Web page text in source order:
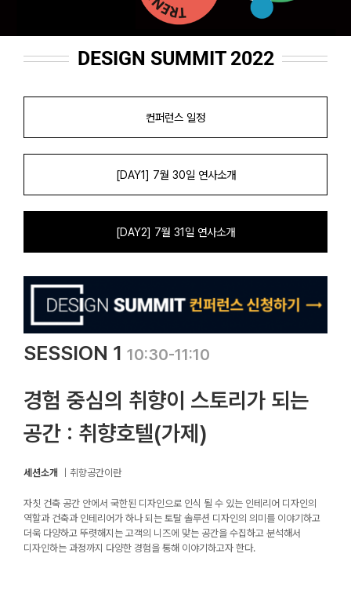
DESIGN SUMMIT 2022
컨퍼런스 일정
[DAY1] 7월 30일 연사소개
[DAY2] 7월 31일 연사소개
SESSION 1 10:30-11:10
경험 중심의 취향이 스토리가 되는
공간 : 취향호텔(가제)
세션소개 ｜취향공간이란
자칫 건축 공간 안에서 국한된 디자인으로 인식 될 수 있는 인테리어 디자인의
역할과 건축과 인테리어가 하나 되는 토탈 솔루션 디자인의 의미를 이야기하고
더욱 다양하고 뚜렷해지는 고객의 니즈에 맞는 공간을 수집하고 분석해서
디자인하는 과정까지 다양한 경험을 통해 이야기하고자 한다.